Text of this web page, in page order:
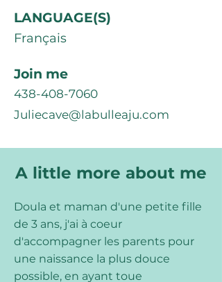
LANGUAGE(S)
Français
Join me
438-408-7060
Juliecave@labulleaju.com
A little more about me
Doula et maman d'une petite fille
de 3 ans, j'ai à coeur
d'accompagner les parents pour
une naissance la plus douce
possible, en ayant toue